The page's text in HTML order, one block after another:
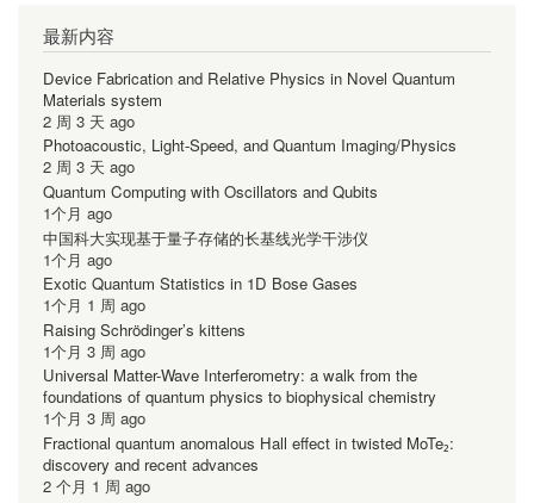
最新内容
Device Fabrication and Relative Physics in Novel Quantum
Materials system
2 周 3 天 ago
Photoacoustic, Light-Speed, and Quantum Imaging/Physics
2 周 3 天 ago
Quantum Computing with Oscillators and Qubits
1个月 ago
中国科大实现基于量子存储的长基线光学干涉仪
1个月 ago
Exotic Quantum Statistics in 1D Bose Gases
1个月 1 周 ago
Raising Schrödinger’s kittens
1个月 3 周 ago
Universal Matter-Wave Interferometry: a walk from the
foundations of quantum physics to biophysical chemistry
1个月 3 周 ago
Fractional quantum anomalous Hall effect in twisted MoTe₂:
discovery and recent advances
2 个月 1 周 ago